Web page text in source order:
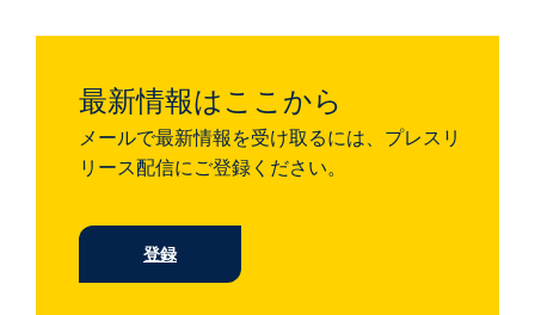
最新情報はここから
メールで最新情報を受け取るには、プレスリ
リース配信にご登録ください。
登録